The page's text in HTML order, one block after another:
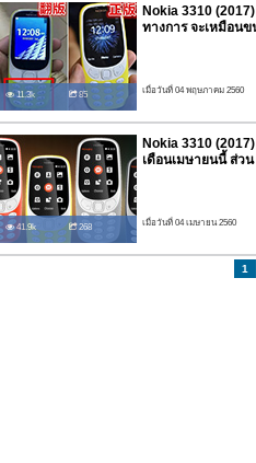
11.3k 85
Nokia 3310
ทางการ จะเหมือน
เมื่อวันที่ 04 พฤษภาคม 2560
41.9k 268
Nokia 3310
เดือนเมษายนนี้ ส่ว
เมื่อวันที่ 04 เมษายน 2560
1